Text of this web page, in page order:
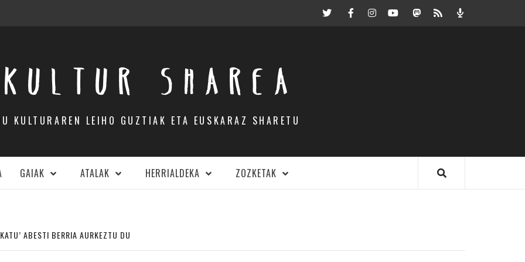
TwitterFacebookInstagramYoutubeMastodon.eus
RSS Podcast
KULTUR SHAREA
KULTURAREN LEIHO GUZTIAK ETA EUSKARAZ SHARETU
GAIAK ATALAK HERRIALDEKA ZOZKETAK
ABESTI BERRIA AURKEZTU DU